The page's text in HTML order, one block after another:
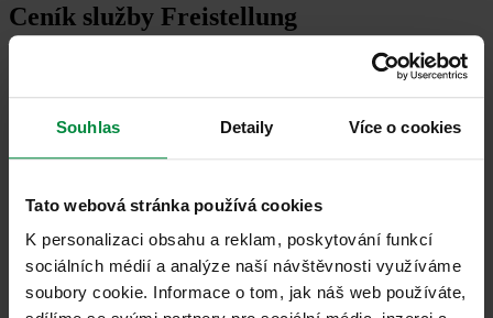
Souhlas Detaily Více o cookies
Tato webová stránka používá cookies
K personalizaci obsahu a reklam, poskytování funkcí
sociálních médií a analýze naší návštěvnosti využíváme
soubory cookie. Informace o tom, jak náš web používáte,
Ceník služby Freistellung
Firma:6 099 Kč
OSVČ:2 449 Kč
Firma:
Mám zájem